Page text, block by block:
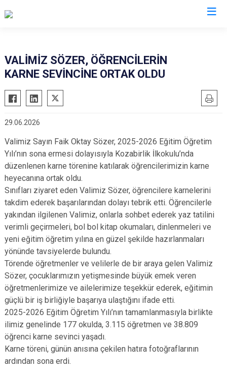
VALİMİZ SÖZER, ÖĞRENCİLERİN
KARNE SEVİNCİNE ORTAK OLDU
29.06.2026
Valimiz Sayın Faik Oktay Sözer, 2025-2026 Eğitim Öğretim
Yılı’nın sona ermesi dolayısıyla Kozabirlik İlkokulu’nda
düzenlenen karne törenine katılarak öğrencilerimizin karne
heyecanına ortak oldu.
Sınıfları ziyaret eden Valimiz Sözer, öğrencilere karnelerini
takdim ederek başarılarından dolayı tebrik etti. Öğrencilerle
yakından ilgilenen Valimiz, onlarla sohbet ederek yaz tatilini
verimli geçirmeleri, bol bol kitap okumaları, dinlenmeleri ve
yeni eğitim öğretim yılına en güzel şekilde hazırlanmaları
yönünde tavsiyelerde bulundu.
Törende öğretmenler ve velilerle de bir araya gelen Valimiz
Sözer, çocuklarımızın yetişmesinde büyük emek veren
öğretmenlerimize ve ailelerimize teşekkür ederek, eğitimin
güçlü bir iş birliğiyle başarıya ulaştığını ifade etti.
2025-2026 Eğitim Öğretim Yılı’nın tamamlanmasıyla birlikte
ilimiz genelinde 177 okulda, 3.115 öğretmen ve 38.809
öğrenci karne sevinci yaşadı.
Karne töreni, günün anısına çekilen hatıra fotoğraflarının
ardından sona erdi.